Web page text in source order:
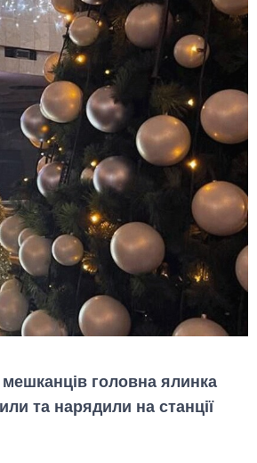
головна ялинка
та нарядили на станції